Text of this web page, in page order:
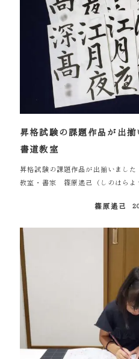
昇格試験の課題作品が出
書道教室
昇格試験の課題作品が出揃いまし
教室・書家 篠原遙己（しのはら
篠原遙己